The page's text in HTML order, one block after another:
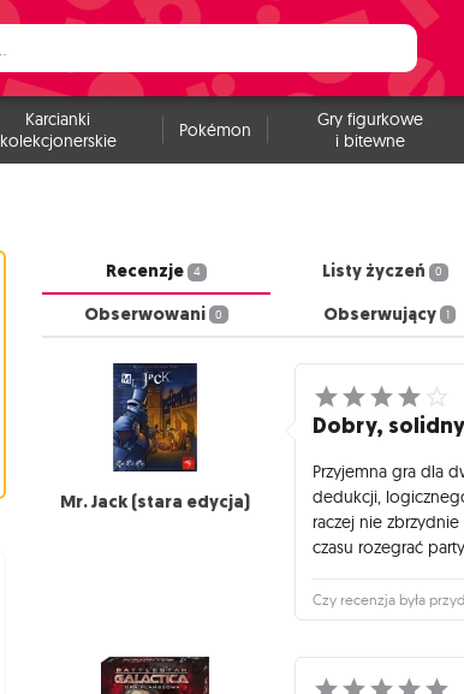
Karcianki
kolekcjonerskie
Pokémon
Gry figurkowe
i bitewne
Recenzje 4 Listy życzeń 0
Obserwowani 0 Obserwujący 1
Mr. Jack (stara edycja)
Dobry,
Przyjemna gra dla
dedukcji,
raczej nie
czasu rozegrać
Czy recenzja była